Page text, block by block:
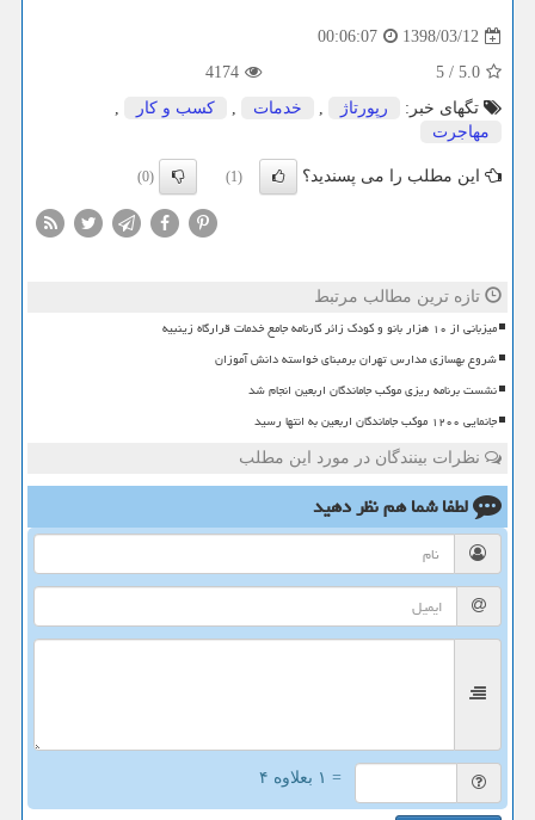
1398/03/12
00:06:07
5.0
/
5
4174
تگهای خبر:
رپورتاژ , خدمات , كسب و كار
,
مهاجرت
این مطلب را می پسندید؟ (1)
(0)
تازه ترین مطالب مرتبط
میزبانی از ۱۰ هزار بانو و کودک زائر کارنامه جامع خدمات قرارگاه زینبیه
شروع بهسازی مدارس تهران برمبنای خواسته دانش آموزان
نشست برنامه ریزی موکب جاماندگان اربعین انجام شد
جانمایی ۱۲۰۰ موکب جاماندگان اربعین به انتها رسید
نظرات بینندگان در مورد این مطلب
لطفا شما همنظر دهید
= ۱ بعلاوه ۴